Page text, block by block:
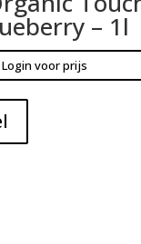
– 1l
Login voor prijs